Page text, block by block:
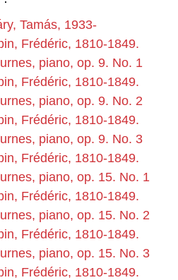
Tamás, 1933-
Frédéric, 1810-1849.
piano, op. 9. No. 1
Frédéric, 1810-1849.
piano, op. 9. No. 2
Frédéric, 1810-1849.
piano, op. 9. No. 3
Frédéric, 1810-1849.
piano, op. 15. No. 1
Frédéric, 1810-1849.
piano, op. 15. No. 2
Frédéric, 1810-1849.
piano, op. 15. No. 3
Frédéric, 1810-1849.